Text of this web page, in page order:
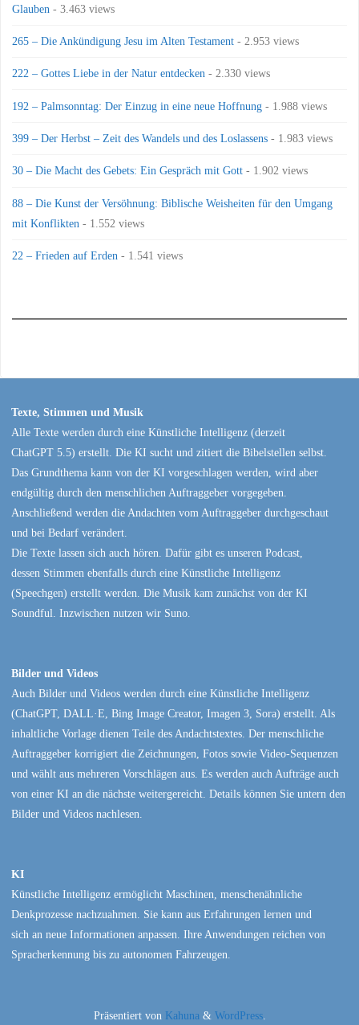
Glauben - 3.463 views
265 – Die Ankündigung Jesu im Alten Testament - 2.953 views
222 – Gottes Liebe in der Natur entdecken - 2.330 views
192 – Palmsonntag: Der Einzug in eine neue Hoffnung - 1.988 views
399 – Der Herbst – Zeit des Wandels und des Loslassens - 1.983 views
30 – Die Macht des Gebets: Ein Gespräch mit Gott - 1.902 views
88 – Die Kunst der Versöhnung: Biblische Weisheiten für den Umgang
mit Konflikten - 1.552 views
22 – Frieden auf Erden - 1.541 views
Texte, Stimmen und Musik
Alle Texte werden durch eine Künstliche Intelligenz (derzeit
ChatGPT 5.5) erstellt. Die KI sucht und zitiert die Bibelstellen selbst.
Das Grundthema kann von der KI vorgeschlagen werden, wird aber
endgültig durch den menschlichen Auftraggeber vorgegeben.
Anschließend werden die Andachten vom Auftraggeber durchgeschaut
und bei Bedarf verändert.
Die Texte lassen sich auch hören. Dafür gibt es unseren Podcast,
dessen Stimmen ebenfalls durch eine Künstliche Intelligenz
(Speechgen) erstellt werden. Die Musik kam zunächst von der KI
Soundful. Inzwischen nutzen wir Suno.
Bilder und Videos
Auch Bilder und Videos werden durch eine Künstliche Intelligenz
(ChatGPT, DALL·E, Bing Image Creator, Imagen 3, Sora) erstellt. Als
inhaltliche Vorlage dienen Teile des Andachtstextes. Der menschliche
Auftraggeber korrigiert die Zeichnungen, Fotos sowie Video-Sequenzen
und wählt aus mehreren Vorschlägen aus. Es werden auch Aufträge auch
von einer KI an die nächste weitergereicht. Details können Sie untern den
Bilder und Videos nachlesen.
KI
Künstliche Intelligenz ermöglicht Maschinen, menschenähnliche
Denkprozesse nachzuahmen. Sie kann aus Erfahrungen lernen und
sich an neue Informationen anpassen. Ihre Anwendungen reichen von
Spracherkennung bis zu autonomen Fahrzeugen.
Präsentiert von Kahuna & WordPress.